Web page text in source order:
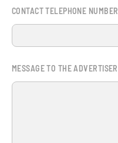
CONTACT TELEPHONE NUMBER
MESSAGE TO THE ADVERTISER